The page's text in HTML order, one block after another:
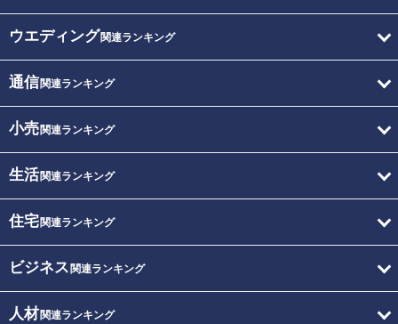
ウエディング関連ランキング
通信関連ランキング
小売関連ランキング
生活関連ランキング
住宅関連ランキング
ビジネス 関連ランキング
人材関連ランキング